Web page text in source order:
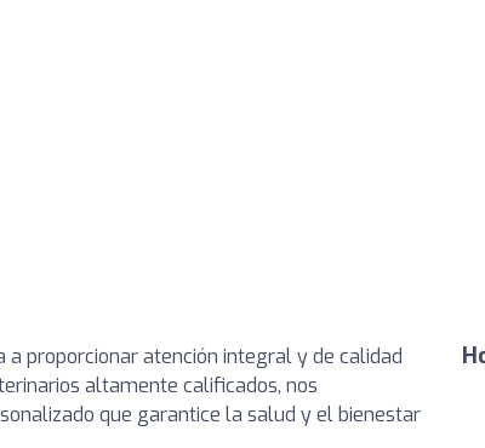
a proporcionar atención integral y de calidad
altamente calificados, nos
que garantice la salud y el bienestar